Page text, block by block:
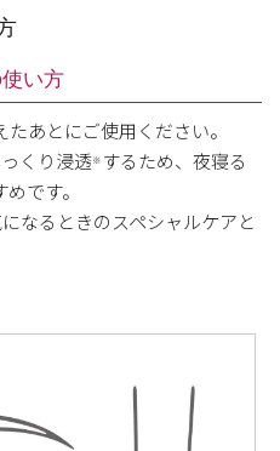
い方
あとにご使用ください。
くり浸透※ するため、夜寝る
です。
なるときのスペシャルケアと